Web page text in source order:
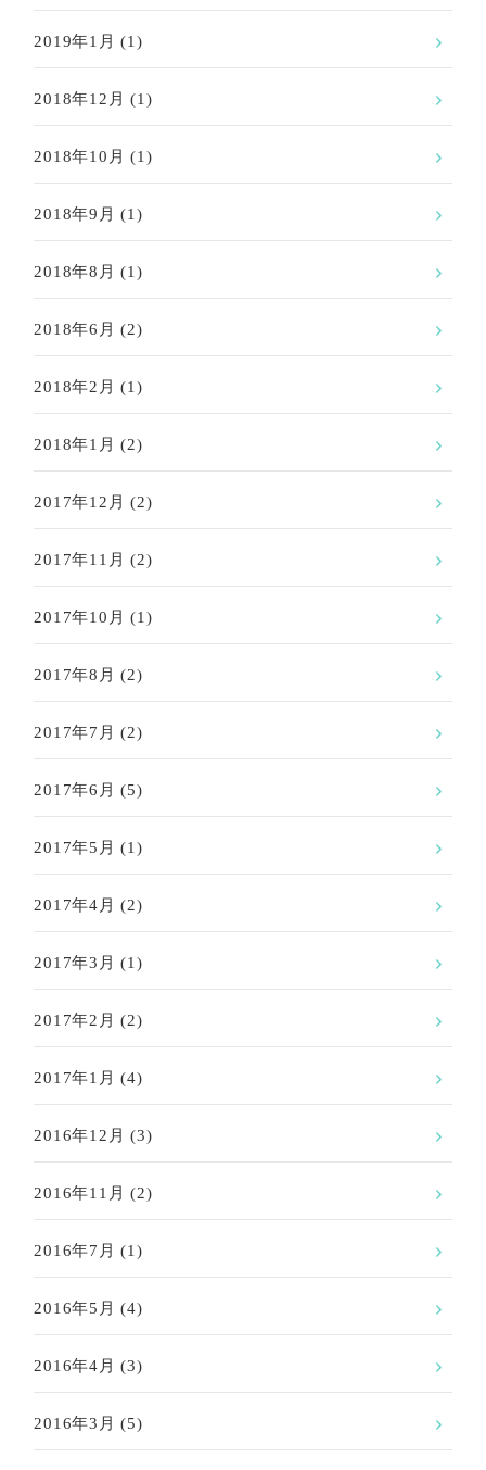
2019年1月 (1)
2018年12月 (1)
2018年10月 (1)
2018年9月 (1)
2018年8月 (1)
2018年6月 (2)
2018年2月 (1)
2018年1月 (2)
2017年12月 (2)
2017年11月 (2)
2017年10月 (1)
2017年8月 (2)
2017年7月 (2)
2017年6月 (5)
2017年5月 (1)
2017年4月 (2)
2017年3月 (1)
2017年2月 (2)
2017年1月 (4)
2016年12月 (3)
2016年11月 (2)
2016年7月 (1)
2016年5月 (4)
2016年4月 (3)
2016年3月 (5)